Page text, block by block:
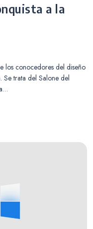
a la
los conocedores del diseño
Se trata del Salone del